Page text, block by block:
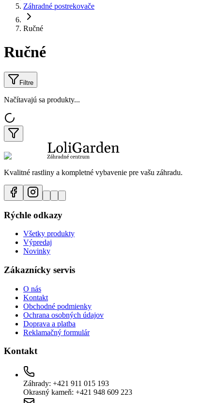
Záhradné postrekovače
Ručné
Ručné
Filtre
Načítavajú sa produkty...
Kvalitné rastliny a kompletné vybavenie pre vašu záhradu.
Rýchle odkazy
Všetky produkty
Výpredaj
Novinky
Zákaznícky servis
O nás
Kontakt
Obchodné podmienky
Ochrana osobných údajov
Doprava a platba
Reklamačný formulár
Kontakt
Záhrady: +421 911 015 193
Okrasný kameň: +421 948 609 223